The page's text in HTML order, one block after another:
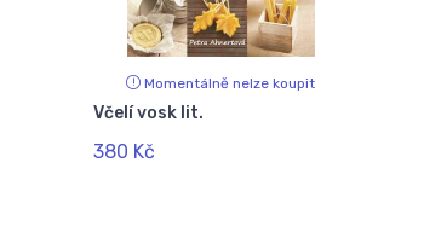
Momentálně nelze koupit
Včelí vosk lit.
380 Kč